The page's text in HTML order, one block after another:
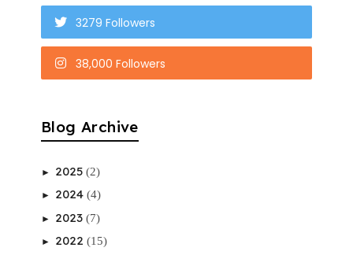
3279 Followers
38,000 Followers
Blog Archive
► 2025 (2)
► 2024 (4)
► 2023 (7)
► 2022 (15)